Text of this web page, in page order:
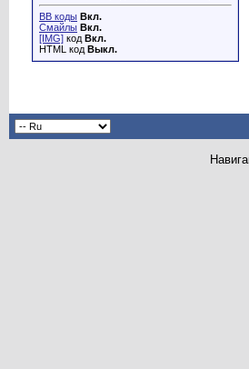
BB коды Вкл.
Смайлы Вкл.
[IMG] код Вкл.
HTML код Выкл.